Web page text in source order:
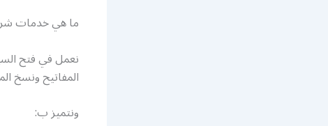
ما هي خدمات
نعمل في فتح
المفاتيح ونسخ
ونتميز ب: